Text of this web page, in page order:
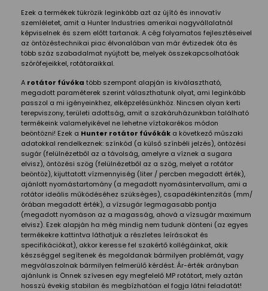
Ezek a termékek tükrözik leginkább azt az újító és innovatív
szemléletet, amit a Hunter Industries amerikai nagyvállalatnál
képviselnek és szem előtt tartanak. A cég folyamatos fejlesztéseivel
az öntözéstechnikai piac élvonalában van már évtizedek óta és
több száz szabadalmat nyújtott be, melyek összekapcsolhatóak
szórófejeikkel, rotátoraikkal.
A rotátor fúvóka több szempont alapján is kiválasztható,
megadott paraméterek szerint választhatunk olyat, ami leginkább
passzol a mi igényeinkhez, elképzelésünkhöz. Nincsen olyan kerti
terepviszony, területi adottság, amit a szakáruházunkban található
termékeink valamelyikével ne lehetne víztakarékos módon
beöntözni! Ezek a Hunter rotátor fúvókák a következő műszaki
adatokkal rendelkeznek: színkód (a külső színbéli jelzés), öntözési
sugár (felülnézetből az a távolság, amelyre a víznek a sugara
elvisz), öntözési szög (felülnézetből az a szög, melyet a rotátor
beöntöz), kijuttatott vízmennyiség (liter / percben megadott érték),
ajánlott nyomástartomány (a megadott nyomásintervallum, ami a
rotátor ideális működéséhez szükséges), csapadékintenzitás (mm/
órában megadott érték), a vízsugár legmagasabb pontja
(megadott nyomáson az a magasság, ahová a vízsugár maximum
elvisz). Ezek alapján ha még mindig nem tudunk dönteni (az egyes
termékekre kattintva láthatjuk a részletes leírásokat és
specifikációkat), akkor keresse fel szakértő kollégáinkat, akik
készséggel segítenek és megoldanak bármilyen problémát, vagy
megválaszolnak bármilyen felmerülő kérdést. Ár-érték arányban
ajánlunk is Önnek szívesen egy megfelelő MP rotátort, mely aztán
hosszú évekig stabilan és megbízhatóan el fogja látni feladatát!